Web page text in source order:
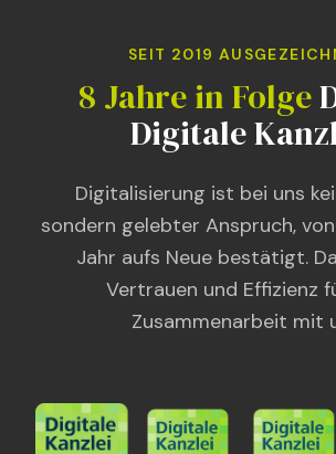
SEIT 2019
8 Jahre in Folge
Digitale
Digitalisierung ist bei uns
sondern gelebter Anspruch, von
Jahr aufs Neue bestätigt.
Vertrauen und Effizienz
Zusammenarbeit mit